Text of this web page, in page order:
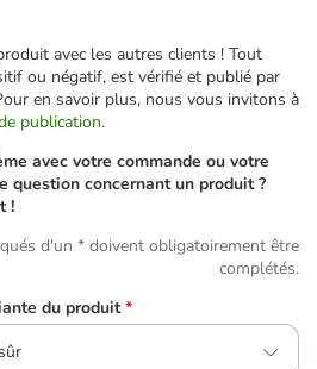
avec les autres clients ! Tout
ou négatif, est vérifié et publié par
en savoir plus, nous vous invitons à
publication.
avec votre commande ou votre
question concernant un produit ?
!
d'un * doivent obligatoirement être
complétés.
du produit *